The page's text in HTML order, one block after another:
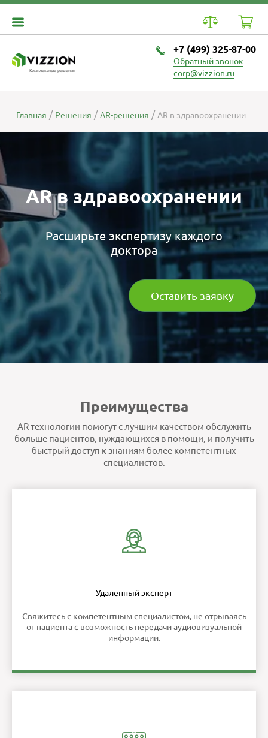
Комплексные решения
+7 (499) 325-87-00
Обратный звонок
corp@vizzion.ru
Главная Решения AR-решения AR в здравоохранении
AR в здравоохранении
Расширьте экспертизу каждого
доктора
Оставить заявку
Преимущества
AR технологии помогут с лучшим качеством обслужить
больше пациентов, нуждающихся в помощи, и получить
быстрый доступ к знаниям более компетентных
специалистов.
Удаленный эксперт
Свяжитесь с компетентным специалистом, не отрываясь
от пациента с возможность передачи аудиовизуальной
информации.